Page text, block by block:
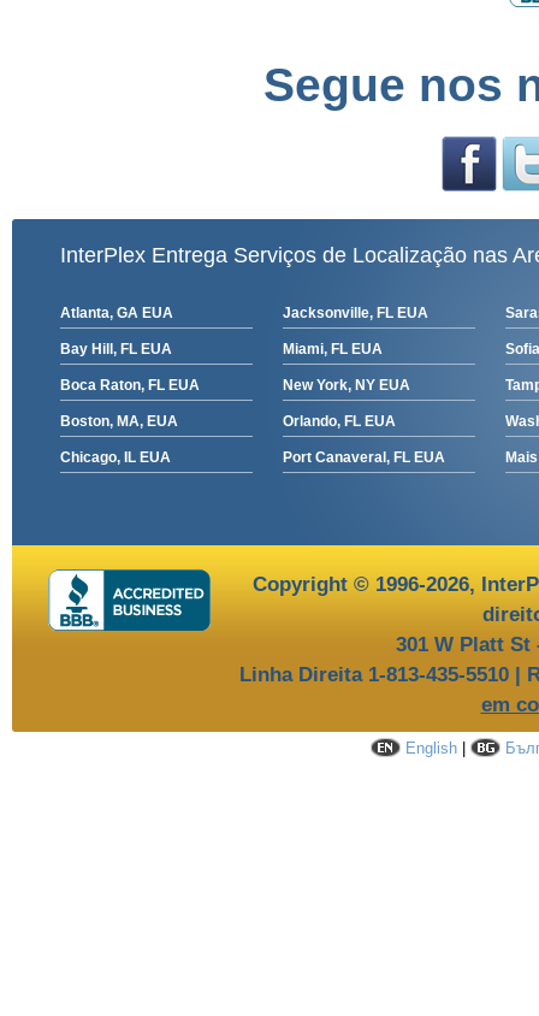
Segue nos
InterPlex Entrega Serviços de Localização nas
Atlanta, GA EUA
Bay Hill, FL EUA
Boca Raton, FL EUA
Boston, MA, EUA
Chicago, IL EUA
Jacksonville, FL EUA
Miami, FL EUA
New York, NY EUA
Orlando, FL EUA
Port Canaveral, FL EUA
Copyright © 1996-2026,
301 W Platt St
Linha Direita 1-813-435-5510 |
em
English